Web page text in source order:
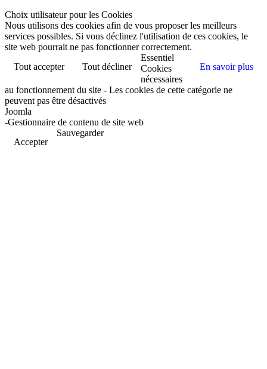
Choix utilisateur pour les Cookies
Nous utilisons des cookies afin de vous proposer les meilleurs
services possibles. Si vous déclinez l'utilisation de ces cookies, le
site web pourrait ne pas fonctionner correctement.
Tout accepter
Tout décliner En savoir plus
Essentiel
Cookies
nécessaires
au fonctionnement du site - Les cookies de cette catégorie ne
peuvent pas être désactivés
Joomla
-Gestionnaire de contenu de site web
Accepter
Sauvegarder